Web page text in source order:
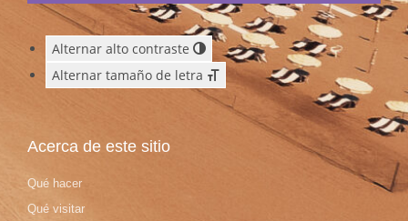
Alternar alto contraste
Alternar tamaño de letra
Acerca de este sitio
Qué hacer
Qué visitar